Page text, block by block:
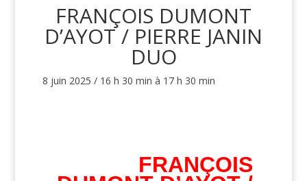
FRANÇOIS DUMONT
D’AYOT / PIERRE JANIN
DUO
8 juin 2025 / 16 h 30 min à 17 h 30 min
FRANÇOIS